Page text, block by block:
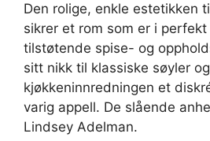
Den rolige, enkle estetikken
sikrer et rom som er i
tilstøtende spise- og
sitt nikk til klassiske søyler
kjøkkeninnredningen et
varig appell. De slående
Lindsey Adelman.